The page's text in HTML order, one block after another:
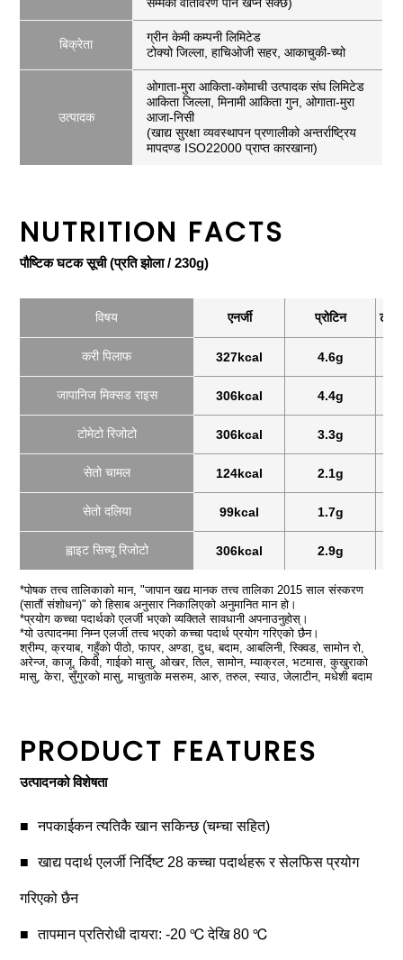
बिक्रेता
ग्रीन केमी कम्पनी लिमिटेड
टोक्यो जिल्ला, हाचिओजी सहर, आकाचुकी-च्यो
उत्पादक
ओगाता-मुरा आकिता-कोमाची उत्पादक संघ लिमिटेड
आकिता जिल्ला, मिनामी आकिता गुन, ओगाता-मुरा
आजा-निसी
(खाद्य सुरक्षा व्यवस्थापन प्रणालीको अन्तर्राष्ट्रिय
मापदण्ड ISO22000 प्राप्त कारखाना)
NUTRITION FACTS
पौष्टिक घटक सूची (प्रति झोला / 230g)
विषय एनर्जी प्रोटिन टो
करी पिलाफ 327kcal 4.6g
जापानिज मिक्सड राइस 306kcal 4.4g
टोमेटो रिजोटो 306kcal 3.3g
सेतो चामल 124kcal 2.1g
सेतो दलिया 99kcal 1.7g
ह्वाइट सिच्यू रिजोटो 306kcal 2.9g
*पोषक तत्त्व तालिकाको मान, "जापान खद्य मानक तत्त्व तालिका 2015 साल संस्करण
(सातौं संशोधन)" को हिसाब अनुसार निकालिएको अनुमानित मान हो।
*प्रयोग कच्चा पदार्थको एलर्जी भएको व्यक्तिले सावधानी अपनाउनुहोस्।
*यो उत्पादनमा निम्न एलर्जी तत्त्व भएको कच्चा पदार्थ प्रयोग गरिएको छैन।
श्रीम्प, क्रयाब, गहुँको पीठो, फापर, अण्डा, दुध, बदाम, आबलिनी, स्क्विड, सामोन रो,
अरेन्ज, काजू, किवी, गाईको मासु, ओखर, तिल, सामोन, म्याक्रल, भटमास, कुखुराको
मासु, केरा, सुँगुरको मासु, माचुताके मसरुम, आरु, तरुल, स्याउ, जेलाटीन, मधेशी बदाम
PRODUCT FEATURES
उत्पादनको विशेषता
नपकाईकन त्यतिकै खान सकिन्छ (चम्चा सहित)
खाद्य पदार्थ एलर्जी निर्दिष्ट 28 कच्चा पदार्थहरू र सेलफिस प्रयोग
गरिएको छैन
तापमान प्रतिरोधी दायरा: -20 ℃ देखि 80 ℃